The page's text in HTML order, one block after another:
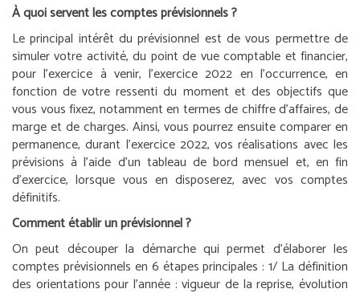
À quoi servent les comptes prévisionnels ?
Le principal intérêt du prévisionnel est de vous permettre de
simuler votre activité, du point de vue comptable et financier,
pour l’exercice à venir, l’exercice 2022 en l’occurrence, en
fonction de votre ressenti du moment et des objectifs que
vous vous fixez, notamment en termes de chiffre d’affaires, de
marge et de charges. Ainsi, vous pourrez ensuite comparer en
permanence, durant l’exercice 2022, vos réalisations avec les
prévisions à l’aide d’un tableau de bord mensuel et, en fin
d’exercice, lorsque vous en disposerez, avec vos comptes
définitifs.
Comment établir un prévisionnel ?
On peut découper la démarche qui permet d’élaborer les
comptes prévisionnels en 6 étapes principales :1/ La définition
des orientations pour l’année : vigueur de la reprise, évolution